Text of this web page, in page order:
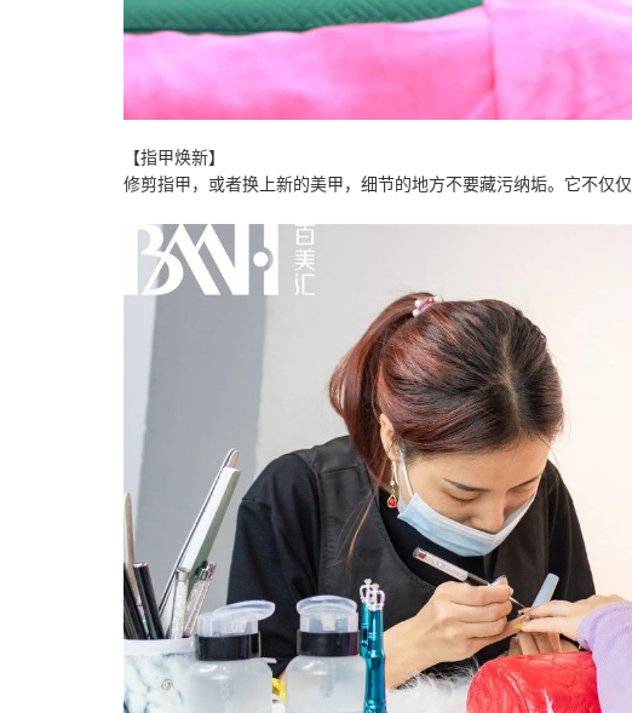
【指甲焕新】
修剪指甲，或者换上新的美甲，细节的地方不要藏污纳垢。它不仅